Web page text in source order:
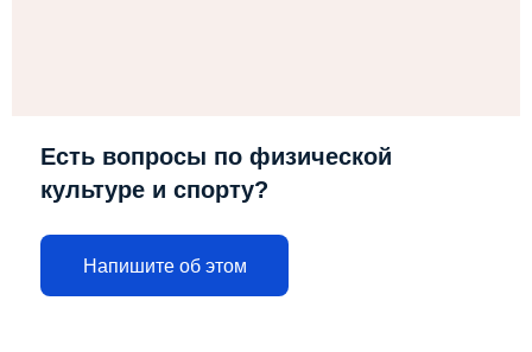
Есть вопросы по физической
культуре и спорту?
Напишите об этом